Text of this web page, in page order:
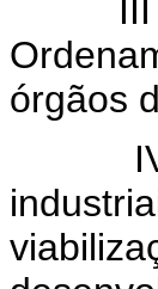
III -
órgãos
IV -